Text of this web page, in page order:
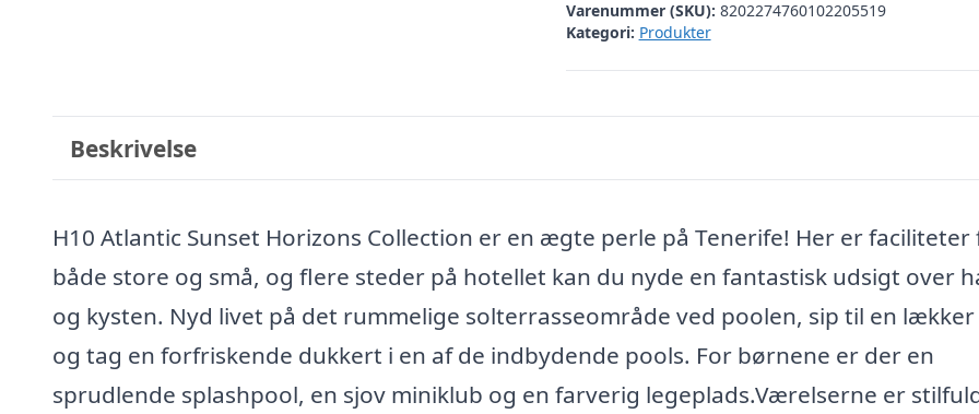
Varenummer (SKU): 8202274760102205519
Kategori: Produkter
Beskrivelse
H10 Atlantic Sunset Horizons Collection er en ægte perle på Tenerife! Her er faciliteter
både store og små, og flere steder på hotellet kan du nyde en fantastisk udsigt over
og kysten. Nyd livet på det rummelige solterrasseområde ved poolen, sip til en
og tag en forfriskende dukkert i en af de indbydende pools. For børnene er der en
sprudlende splashpool, en sjov miniklub og en farverig legeplads.Værelserne er